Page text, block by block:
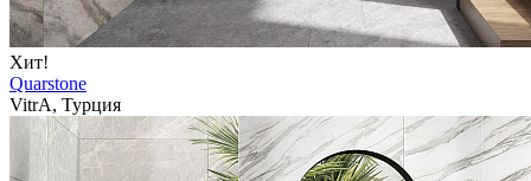
Хит!
Quarstone
VitrA, Турция